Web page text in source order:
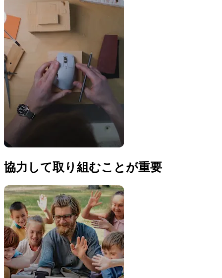
協力して取り組むことが重要